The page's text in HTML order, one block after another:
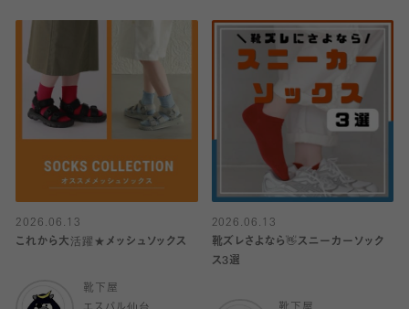
2026.06.13
これから大活躍★メッシュソックス
靴下屋
2026.06.13
靴ズレさよなら👋スニーカーソック
ス3選